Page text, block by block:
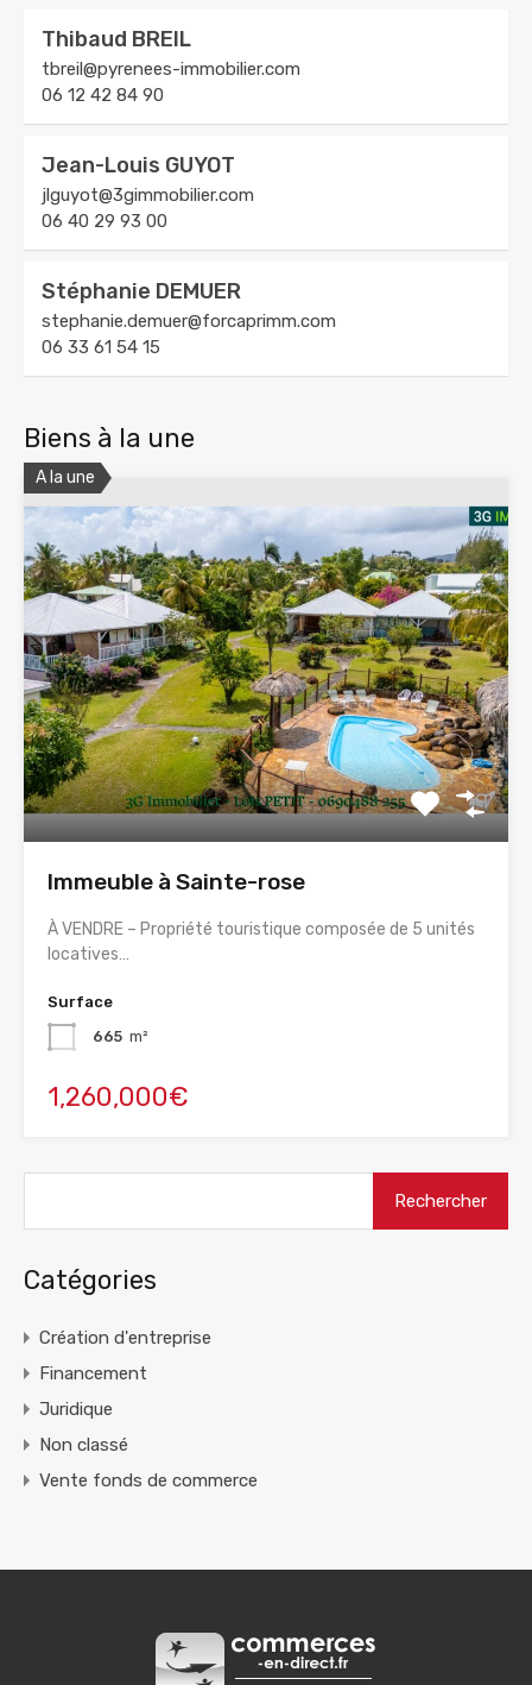
Thibaud BREIL
tbreil@pyrenees-immobilier.com
06 12 42 84 90
Jean-Louis GUYOT
jlguyot@3gimmobilier.com
06 40 29 93 00
Stéphanie DEMUER
stephanie.demuer@forcaprimm.com
06 33 61 54 15
Biens à la une
A la une
Immeuble à Sainte-rose
À VENDRE – Propriété touristique composée de 5 unités
locatives…
Surface
665 m²
1,260,000€
Catégories
Création d'entreprise
Financement
Juridique
Non classé
Vente fonds de commerce